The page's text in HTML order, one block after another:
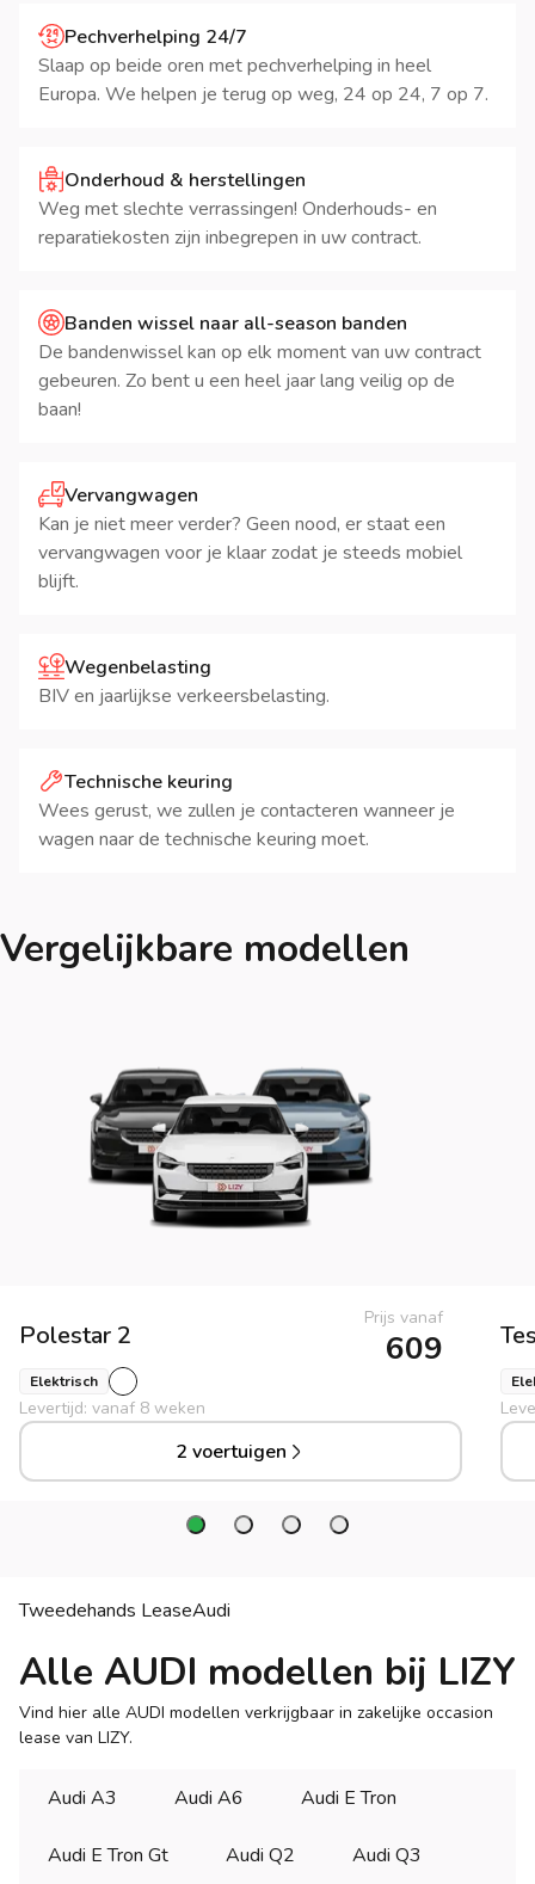
Vergelijkbare modellen
Polestar 2
Prijs vanaf
609
Elektrisch
Levertijd: vanaf 8 weken
2 voertuigen
Tweedehands LeaseAudi
Alle AUDI modellen bij LIZY
Vind hier alle AUDI modellen verkrijgbaar in zakelijke occasion
lease van LIZY.
Audi A3 Audi A6 Audi E Tron
Audi E Tron Gt Audi Q2 Audi Q3
Pechverhelping 24/7
Slaap op beide oren met pechverhelping in heel
Europa. We helpen je terug op weg, 24 op 24, 7 op 7.
Onderhoud & herstellingen
Weg met slechte verrassingen! Onderhouds- en
reparatiekosten zijn inbegrepen in uw contract.
Banden wissel naar all-season banden
De bandenwissel kan op elk moment van uw contract
gebeuren. Zo bent u een heel jaar lang veilig op de
baan!
Vervangwagen
Kan je niet meer verder? Geen nood, er staat een
vervangwagen voor je klaar zodat je steeds mobiel
blijft.
Wegenbelasting
BIV en jaarlijkse verkeersbelasting.
Technische keuring
Wees gerust, we zullen je contacteren wanneer je
wagen naar de technische keuring moet.